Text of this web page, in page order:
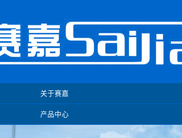
关于赛嘉
产品中心